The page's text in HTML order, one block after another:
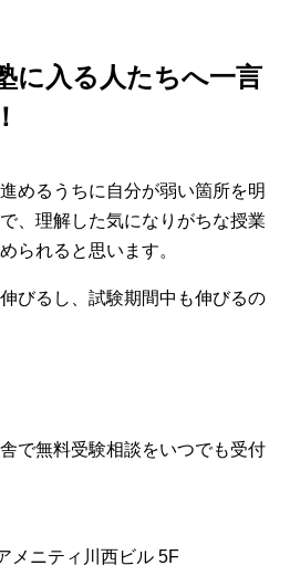
に入る人たちへ一言
めるうちに自分が弱い箇所を明
、理解した気になりがちな授業
られると思います。
びるし、試験期間中も伸びるの
で無料受験相談をいつでも受付
メニティ川西ビル 5F